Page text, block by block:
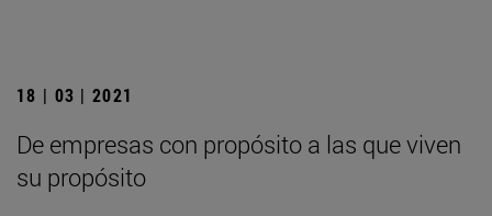
18 | 03 | 2021
De empresas con propósito a las que viven
su propósito